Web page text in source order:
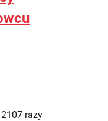
razy